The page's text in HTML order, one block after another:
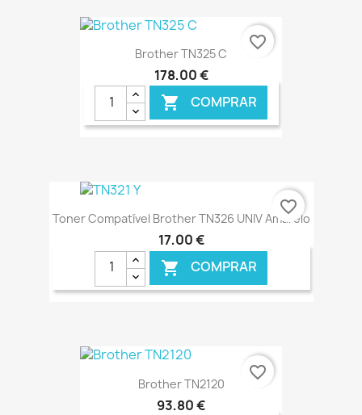
€ ONLINE
Brother TN325 C
178,00 €
 COMPRAR
favorite_border
Toner Compatível Brother TN326 UNIV Amarelo
17,00 €
 COMPRAR
€ ONLINE
favorite_border
Brother TN2120
93,80 €
favorite_border